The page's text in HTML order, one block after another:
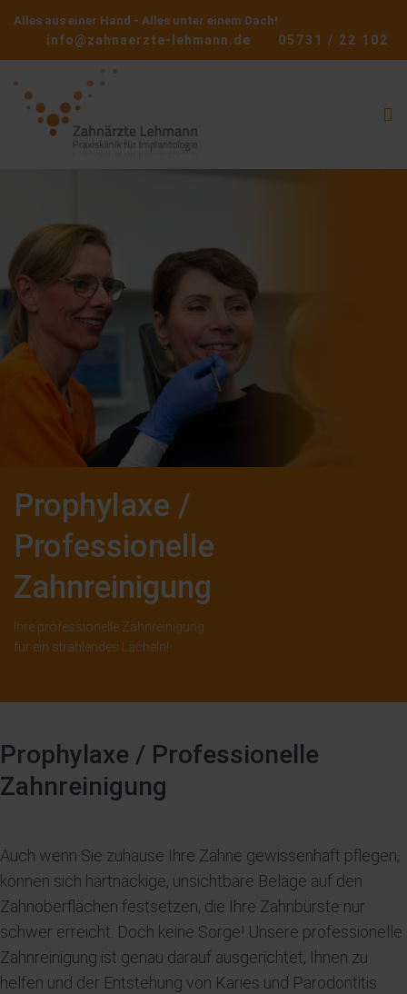
Alles aus einer Hand - Alles unter einem Dach!
info@zahnaerzte-lehmann.de 05731 / 22 102
Prophylaxe /
Professionelle
Zahnreinigung
Ihre professionelle Zahnreinigung
für ein strahlendes Lächeln!
Prophylaxe / Professionelle
Zahnreinigung
Auch wenn Sie zuhause Ihre Zähne gewissenhaft pflegen,
können sich hartnäckige, unsichtbare Beläge auf den
Zahnoberflächen festsetzen, die Ihre Zahnbürste nur
schwer erreicht. Doch keine Sorge! Unsere professionelle
Zahnreinigung ist genau darauf ausgerichtet, Ihnen zu
helfen und der Entstehung von Karies und Parodontitis